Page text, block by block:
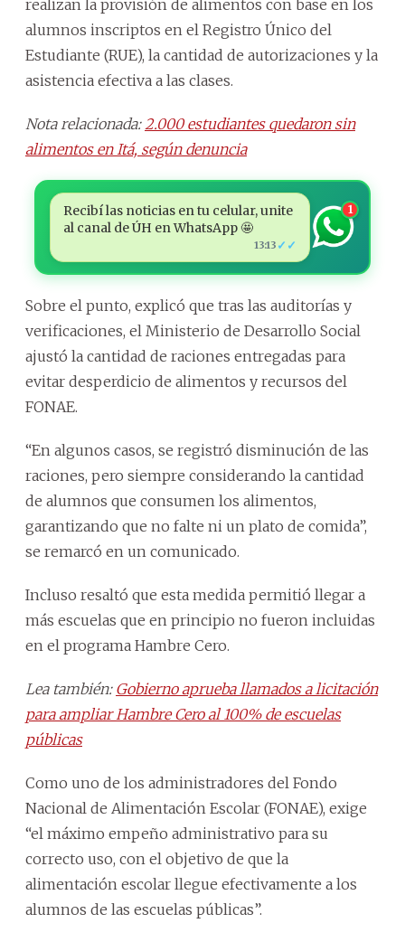
realizan la provisión de alimentos con base en los
alumnos inscriptos en el Registro Único del
Estudiante (RUE), la cantidad de autorizaciones y la
asistencia efectiva a las clases.
Nota relacionada: 2.000 estudiantes quedaron sin
alimentos en Itá, según denuncia
Recibí las noticias en tu celular, unite
al canal de ÚH en WhatsApp 🤩
13:13 ✓✓
1
Sobre el punto, explicó que tras las auditorías y
verificaciones, el Ministerio de Desarrollo Social
ajustó la cantidad de raciones entregadas para
evitar desperdicio de alimentos y recursos del
FONAE.
“En algunos casos, se registró disminución de las
raciones, pero siempre considerando la cantidad
de alumnos que consumen los alimentos,
garantizando que no falte ni un plato de comida”,
se remarcó en un comunicado.
Incluso resaltó que esta medida permitió llegar a
más escuelas que en principio no fueron incluidas
en el programa Hambre Cero.
Lea también: Gobierno aprueba llamados a licitación
para ampliar Hambre Cero al 100% de escuelas
públicas
Como uno de los administradores del Fondo
Nacional de Alimentación Escolar (FONAE), exige
“el máximo empeño administrativo para su
correcto uso, con el objetivo de que la
alimentación escolar llegue efectivamente a los
alumnos de las escuelas públicas”.